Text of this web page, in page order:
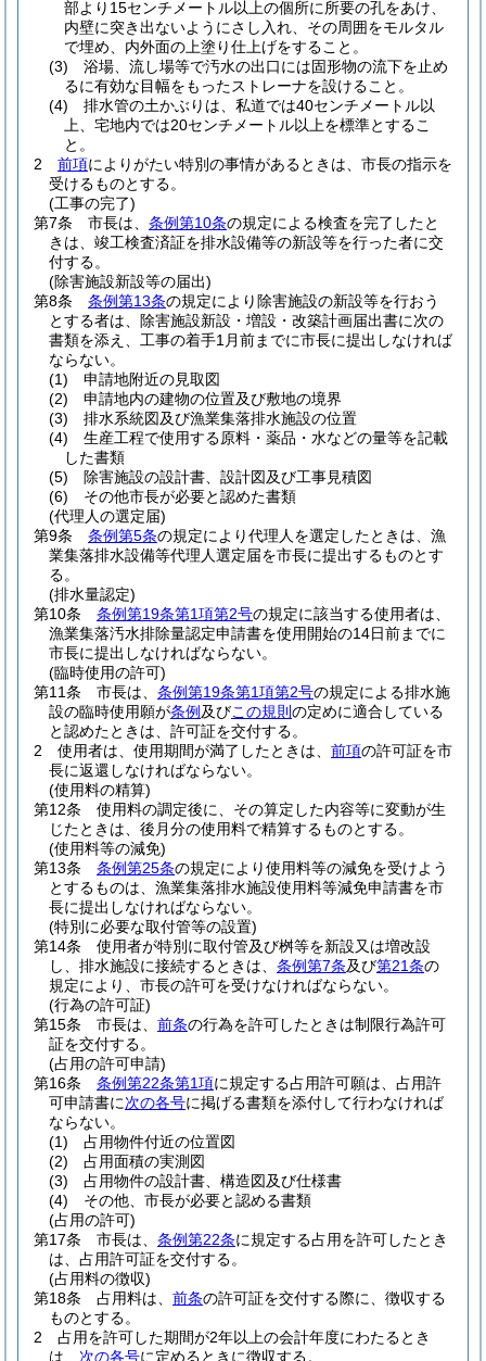
部より15センチメートル以上の個所に所要の孔をあけ、
内壁に突き出ないようにさし入れ、その周囲をモルタル
で埋め、内外面の上塗り仕上げをすること。
(3)
浴場、流し場等で汚水の出口には固形物の流下を止め
るに有効な目幅をもったストレーナを設けること。
(4)
排水管の土かぶりは、私道では40センチメートル以
上、宅地内では20センチメートル以上を標準とするこ
と。
2
前項によりがたい特別の事情があるときは、市長の指示を
受けるものとする。
(工事の完了)
第7条
市長は、 条例第10条の規定による検査を完了したと
きは、竣工検査済証を排水設備等の新設等を行った者に交
付する。
(除害施設新設等の届出)
第8条
条例第13条の規定により除害施設の新設等を行おう
とする者は、除害施設新設・増設・改築計画届出書に次の
書類を添え、工事の着手1月前までに市長に提出しなければ
ならない。
(1)
申請地附近の見取図
(2)
申請地内の建物の位置及び敷地の境界
(3)
排水系統図及び漁業集落排水施設の位置
(4)
生産工程で使用する原料・薬品・水などの量等を記載
した書類
(5)
除害施設の設計書、設計図及び工事見積図
(6)
その他市長が必要と認めた書類
(代理人の選定届)
第9条
条例第5条の規定により代理人を選定したときは、漁
業集落排水設備等代理人選定届を市長に提出するものとす
る。
(排水量認定)
第10条
条例第19条第1項第2号の規定に該当する使用者は、
漁業集落汚水排除量認定申請書を使用開始の14日前までに
市長に提出しなければならない。
(臨時使用の許可)
第11条
市長は、 条例第19条第1項第2号の規定による排水施
設の臨時使用願が条例 及びこの規則 の定めに適合している
と認めたときは、許可証を交付する。
2
使用者は、使用期間が満了したときは、 前項の許可証を市
長に返還しなければならない。
(使用料の精算)
第12条
使用料の調定後に、その算定した内容等に変動が生
じたときは、後月分の使用料で精算するものとする。
(使用料等の減免)
第13条
条例第25条の規定により使用料等の減免を受けよう
とするものは、漁業集落排水施設使用料等減免申請書を市
長に提出しなければならない。
(特別に必要な取付管等の設置)
第14条
使用者が特別に取付管及び桝等を新設又は増改設
し、排水施設に接続するときは、 条例第7条及び第21条の
規定により、市長の許可を受けなければならない。
(行為の許可証)
第15条
市長は、 前条の行為を許可したときは制限行為許可
証を交付する。
(占用の許可申請)
第16条
条例第22条第1項に規定する占用許可願は、占用許
可申請書に次の各号に掲げる書類を添付して行わなければ
ならない。
(1)
占用物件付近の位置図
(2)
占用面積の実測図
(3)
占用物件の設計書、構造図及び仕様書
(4)
その他、市長が必要と認める書類
(占用の許可)
第17条
市長は、 条例第22条に規定する占用を許可したとき
は、占用許可証を交付する。
(占用料の徴収)
第18条
占用料は、 前条の許可証を交付する際に、徴収する
ものとする。
2
占用を許可した期間が2年以上の会計年度にわたるとき
は、 次の各号に定めるときに徴収する。